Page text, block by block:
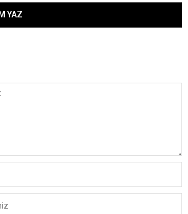
YAZ